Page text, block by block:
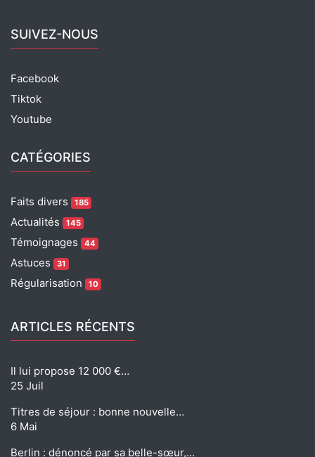
SUIVEZ-NOUS
Facebook
Tiktok
Youtube
CATÉGORIES
Faits divers 185
Actualités 145
Témoignages 44
Astuces 31
Régularisation 10
ARTICLES RÉCENTS
Il lui propose 12 000 €…
25 Juil
Titres de séjour : bonne nouvelle…
6 Mai
Berlin : dénoncé par sa belle-sœur,…